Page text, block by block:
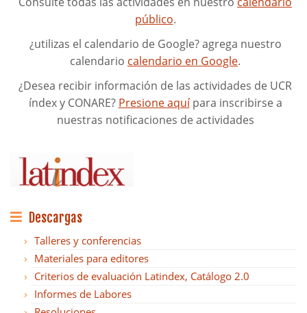
público.
¿utilizas el calendario de Google? agrega nuestro
calendario calendario en Google.
¿Desea recibir información de las actividades de UCR
índex y CONARE? Presione aquípara inscribirse a
nuestras notificaciones de actividades
Descargas
Talleres y conferencias
Materiales para editores
Criterios de evaluación Latindex, Catálogo 2.0
Informes de Labores